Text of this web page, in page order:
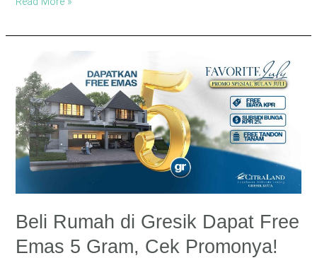
Beli Rumah di Gresik Dapat Free
Emas 5 Gram, Cek Promonya!
Rumah
di
Gresik
Dapat
Free
Emas
5
Gram,
Cek
Promonya!